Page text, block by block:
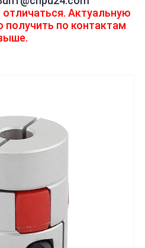
Актуальную
по контактам